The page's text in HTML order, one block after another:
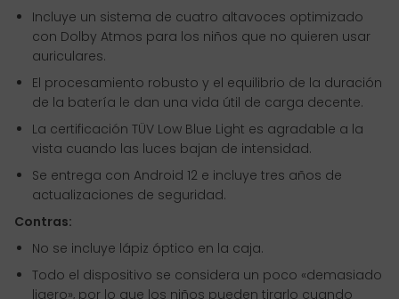
Incluye un sistema de cuatro altavoces optimizado
con Dolby Atmos para los niños que no quieren usar
auriculares.
El procesamiento robusto y el equilibrio de la duración
de la batería le dan una vida útil de carga decente.
La certificación TÜV Low Blue Light es agradable a la
vista cuando las luces bajan de intensidad.
Se entrega con Android 12 e incluye tres años de
actualizaciones de seguridad.
Contras:
No se incluye lápiz óptico en la caja.
Todo el dispositivo se considera un poco «demasiado
ligero», por lo que los niños pueden tirarlo cuando